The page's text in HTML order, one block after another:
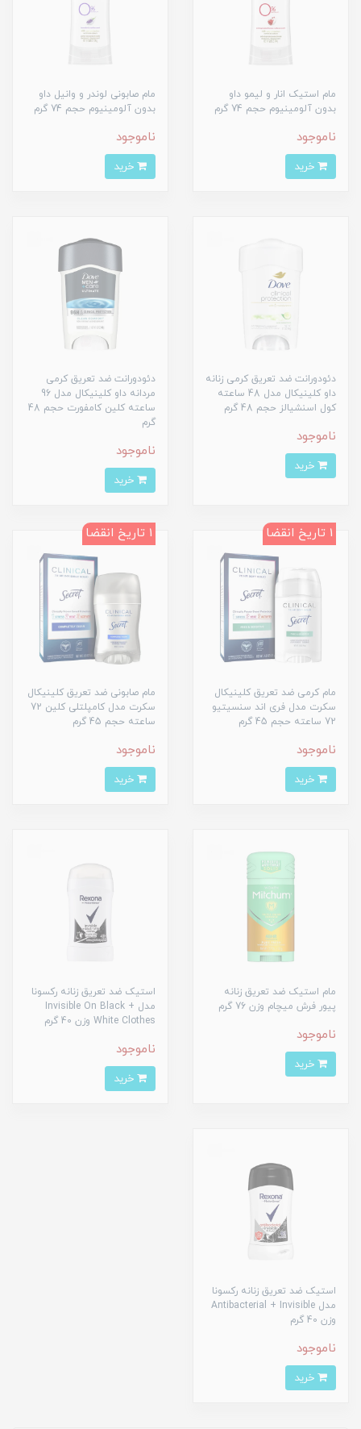
مام استیک انار و لیمو داو
بدون آلومینیوم حجم 74 گرم
ناموجود
مام صابونی لوندر و وانیل داو
بدون آلومینیوم حجم 74 گرم
ناموجود
دئودورانت ضد تعریق کرمی زنانه
داو کلینیکال مدل 48 ساعته
کول اسنشیالز حجم 48 گرم
ناموجود
دئودورانت ضد تعریق کرمی
مردانه داو کلینیکال مدل 96
ساعته کلین کامفورت حجم 48
گرم
ناموجود
1 تاریخ انقضا
مام کرمی ضد تعریق کلینیکال
سکرت مدل فری اند سنسیتیو
72 ساعته حجم 45 گرم
ناموجود
1 تاریخ انقضا
مام صابونی ضد تعریق کلینیکال
سکرت مدل کامپلتلی کلین 72
ساعته حجم 45 گرم
ناموجود
مام استیک ضد تعریق زنانه
پیور فرش میچام وزن 76 گرم
ناموجود
استیک ضد تعریق زنانه رکسونا
مدل Invisible On Black +
White Clothes وزن 40 گرم
ناموجود
استیک ضد تعریق زنانه رکسونا
مدل Antibacterial + Invisible
وزن 40 گرم
ناموجود